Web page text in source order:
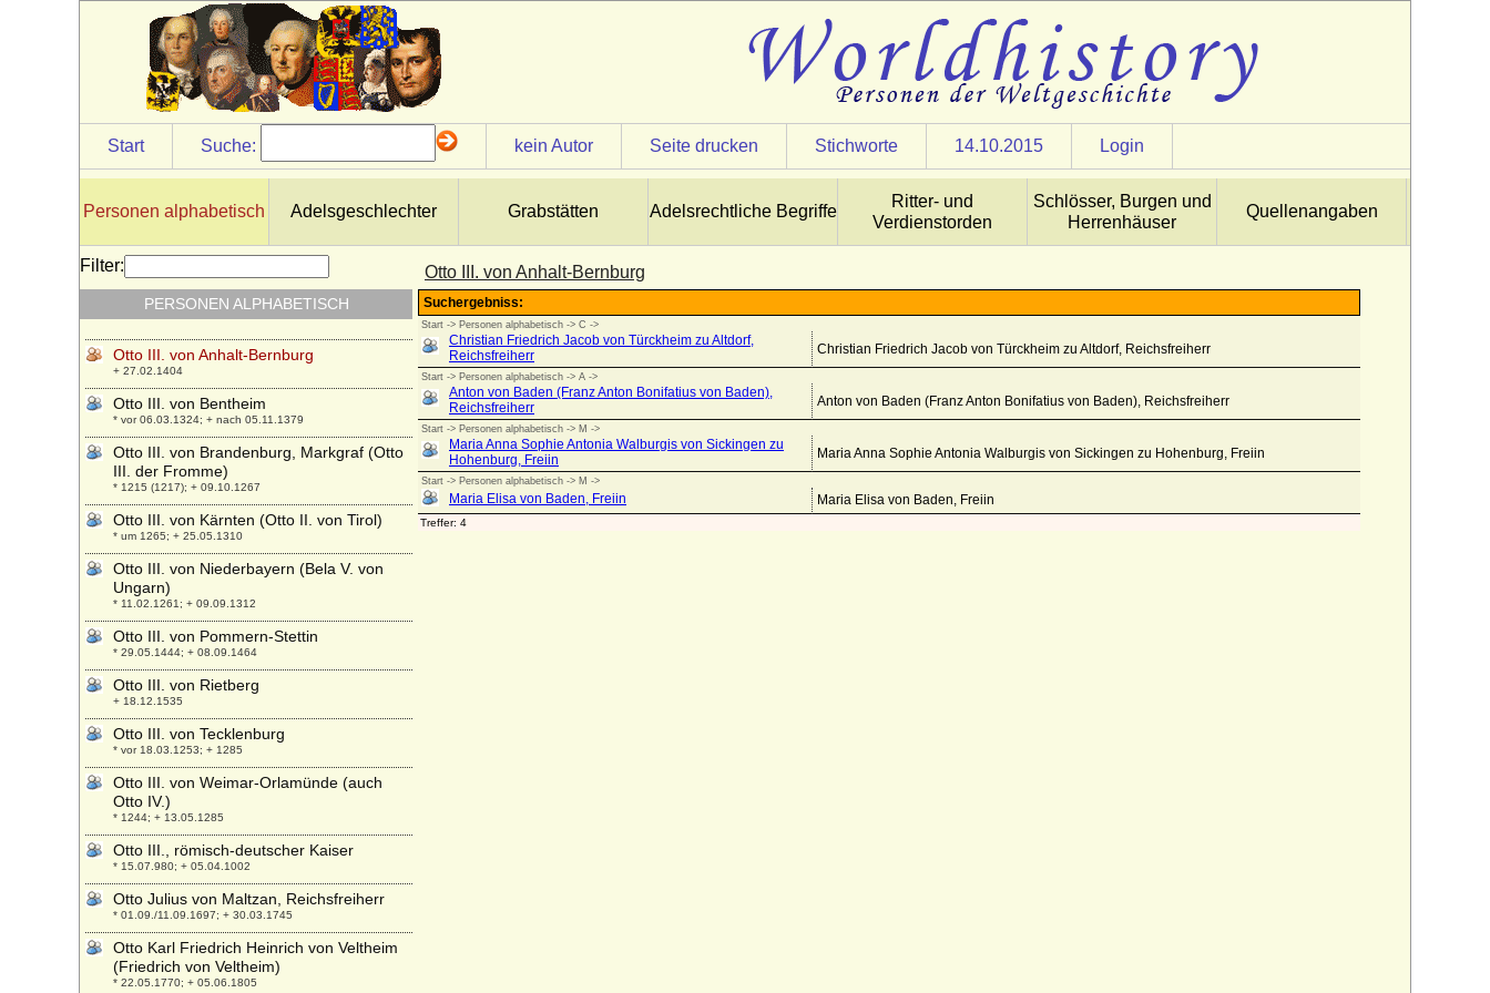
Start Suche: kein Autor Seite drucken Stichworte 14.10.2015 Login
Personen alphabetisch Adelsgeschlechter Grabstätten Adelsrechtliche Begriffe
Ritter- und
Verdienstorden
Schlösser, Burgen und
Herrenhäuser
Quellenangaben
Otto III. von Anhalt-Bernburg
Filter:
PERSONEN ALPHABETISCH
Otto II. von Rietberg
+ 18.07.1389
Otto II. von Scheyern
+ 1122 ?
Otto II. von Schwaben (Otto I. von
Lothringen)
* 22.11.1426; + 26.06.1504
von Zütphen)
* um 1050; + 1113
Otto II., römisch-deutscher Kaiser
* 955; + 07.12.983
Otto III. von Anhalt-Bernburg
+ 27.02.1404
Otto III. von Bentheim
* vor 06.03.1324; + nach 05.11.1379
Otto III. von Brandenburg, Markgraf (Otto
III. der Fromme)
* 1215 (1217); + 09.10.1267
Otto III. von Kärnten (Otto II. von Tirol)
* um 1265; + 25.05.1310
Otto III. von Niederbayern (Bela V. von
Ungarn)
* 11.02.1261; + 09.09.1312
Otto III. von Pommern-Stettin
* 29.05.1444; + 08.09.1464
Otto III. von Rietberg
+ 18.12.1535
Otto III. von Tecklenburg
* vor 18.03.1253; + 1285
Otto III. von Weimar-Orlamünde (auch
Otto IV.)
* 1244; + 13.05.1285
Otto III., römisch-deutscher Kaiser
* 15.07.980; + 05.04.1002
Otto Julius von Maltzan, Reichsfreiherr
* 01.09./11.09.1697; + 30.03.1745
Otto Karl Friedrich Heinrich von Veltheim
(Friedrich von Veltheim)
* 22.05.1770; + 05.06.1805